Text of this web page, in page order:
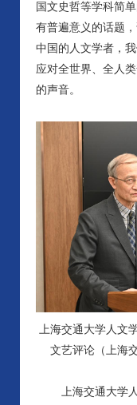
国文史哲等学科简
有普遍意义的话题
中国的人文学者，
应对全世界、全人
的声音。
上海交通大学人文
文艺评论（上海
上海交通大学人